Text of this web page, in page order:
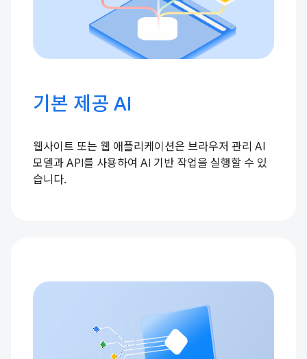
기본 제공 AI
웹사이트 또는 웹 애플리케이션은 브라우저 관리 AI
모델과 API를 사용하여 AI 기반 작업을 실행할 수 있
습니다.